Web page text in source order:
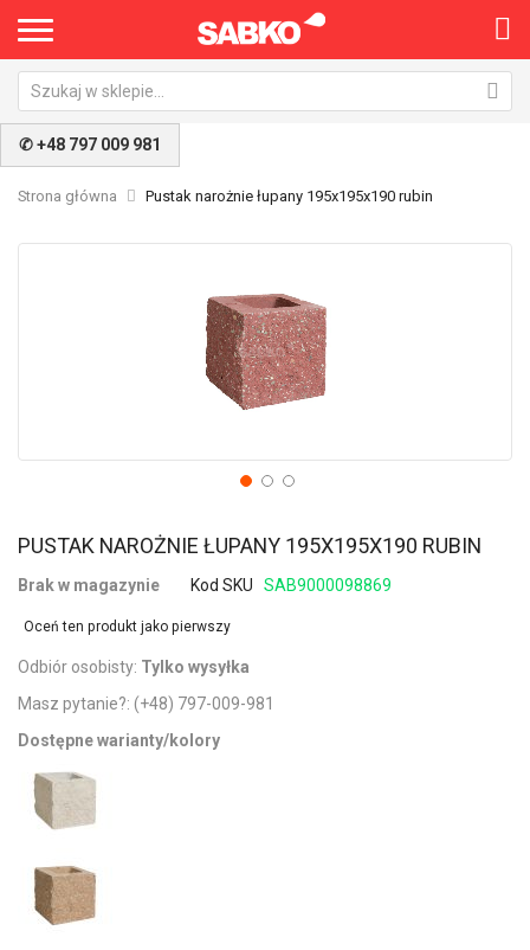
✆ +48 797 009 981
Strona główna Pustak narożnie łupany 195x195x190 rubin
PUSTAK NAROŻNIE ŁUPANY 195X195X190 RUBIN
Brak w magazynie Kod SKU SAB9000098869
Oceń ten produkt jako pierwszy
Odbiór osobisty: Tylko wysyłka
Masz pytanie?: (+48) 797-009-981
Dostępne warianty/kolory